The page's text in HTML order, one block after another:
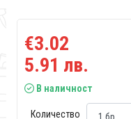
€3.02
5.91 лв.
В наличност
Количество